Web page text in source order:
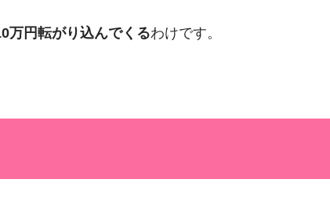
万円転がり込んでくるわけです。